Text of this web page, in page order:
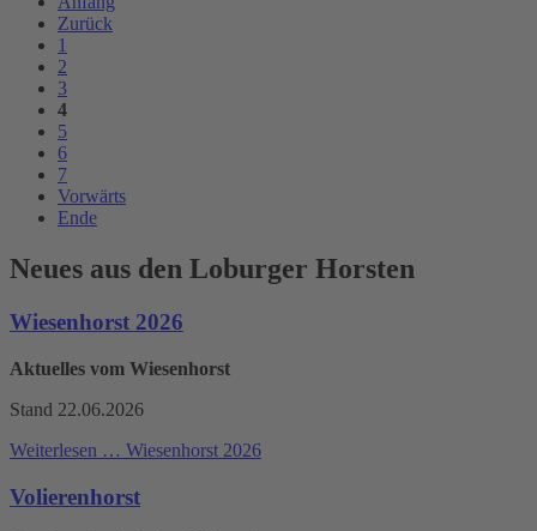
Zurück
1
2
3
4
5
6
7
Vorwärts
Ende
Neues aus den Loburger Horsten
Wiesenhorst 2026
Aktuelles vom Wiesenhorst
Stand 22.06.2026
Weiterlesen … Wiesenhorst 2026
Volierenhorst